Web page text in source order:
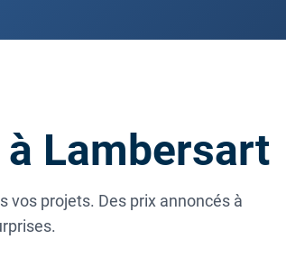
Lambersart
vos projets. Des prix annoncés à